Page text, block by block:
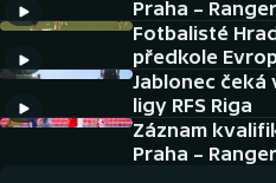
DALŠÍ SPORTY
Americký fotbal
Baseball a softbal
NEPŘEHLÉDNĚTE
Praha –
Fotbalisté
předkole
Jablonec čeká
ligy RFS Riga
Záznam
Praha –